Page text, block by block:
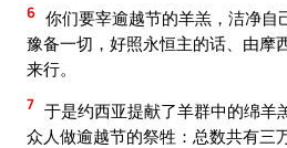
6 你们要宰逾越节的羊羔，洁净自
豫备一切，好照永恒主的话、由摩
来行。
7 于是约西亚提献了羊群中的绵羊
众人做逾越节的祭牲：总数共有三